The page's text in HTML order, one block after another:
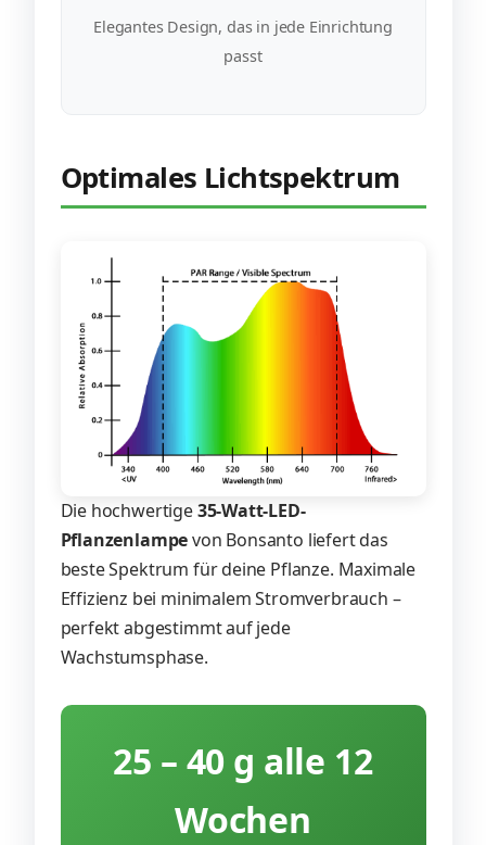
Elegantes Design, das in jede Einrichtung
passt
Optimales Lichtspektrum
Die hochwertige35-Watt-LED-
Pflanzenlampevon Bonsanto liefert das
beste Spektrum für deine Pflanze. Maximale
Effizienz bei minimalem Stromverbrauch –
perfekt abgestimmt auf jede
Wachstumsphase.
25 – 40 g alle 12
Wochen